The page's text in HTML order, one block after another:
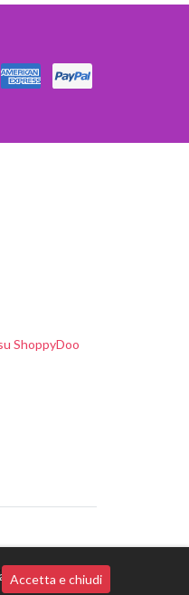
su Whatsapp
Accetta e chiudi